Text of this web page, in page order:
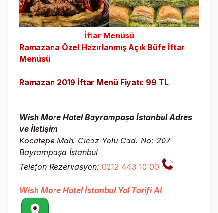
İftar Menüsü
Ramazana Özel Hazırlanmış Açık Büfe İftar
Menüsü
Ramazan 2019 İftar Menü Fiyatı: 99 TL
Wish More Hotel Bayrampaşa İstanbul Adres
ve İletişim
Kocatepe Mah. Cicoz Yolu Cad. No: 207
Bayrampaşa İstanbul
Telefon Rezervasyon: 0212 443 10 00
Wish More Hotel İstanbul Yol Tarifi Al